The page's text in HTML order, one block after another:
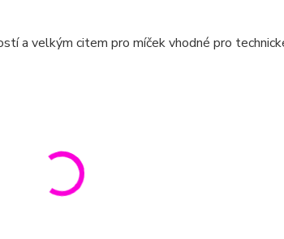
a velkým citem pro míček vhodné pro